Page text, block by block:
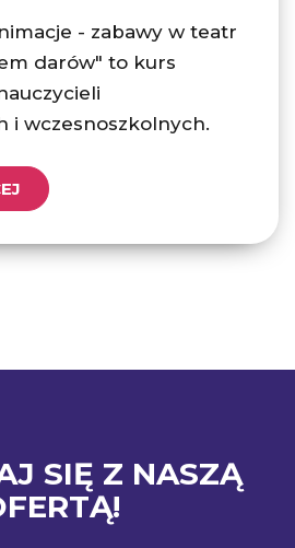
- zabawy w teatr
darów" to kurs
i wczesnoszkolnych.
SIĘ Z NASZĄ